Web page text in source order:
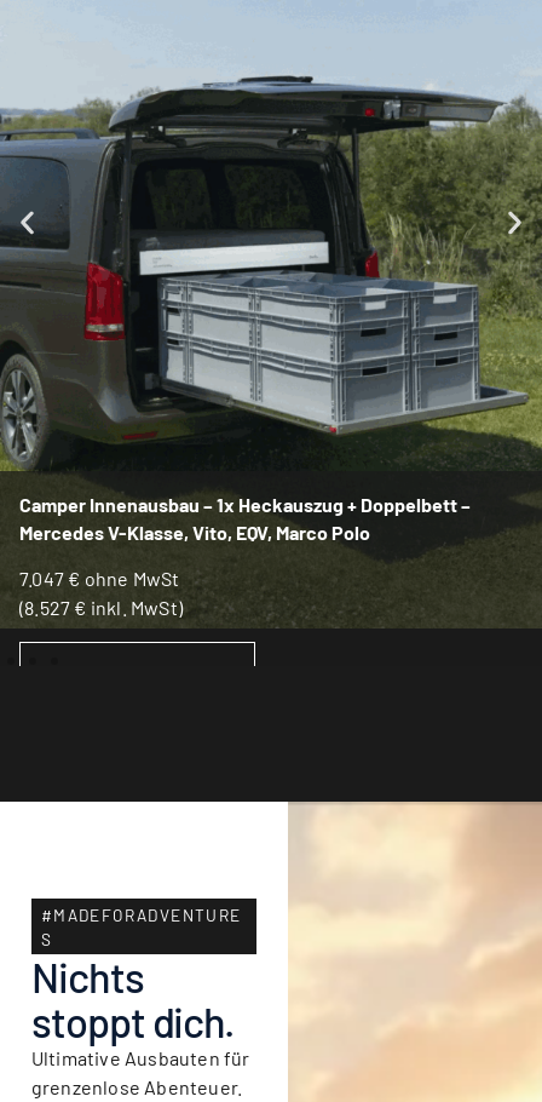
Camper Innenausbau – 1x Heckauszug + Doppelbett –
Mercedes V-Klasse, Vito, EQV, Marco Polo
7.047 € ohne MwSt
(8.527 € inkl. MwSt)
#MADEFORADVENTURE
S
Nichts
stoppt dich.
Ultimative Ausbauten für
grenzenlose Abenteuer.